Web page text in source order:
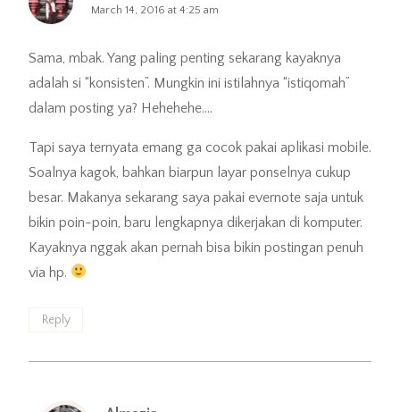
March 14, 2016 at 4:25 am
Sama, mbak. Yang paling penting sekarang kayaknya
adalah si “konsisten”. Mungkin ini istilahnya “istiqomah”
dalam posting ya? Hehehehe….
Tapi saya ternyata emang ga cocok pakai aplikasi mobile.
Soalnya kagok, bahkan biarpun layar ponselnya cukup
besar. Makanya sekarang saya pakai evernote saja untuk
bikin poin-poin, baru lengkapnya dikerjakan di komputer.
Kayaknya nggak akan pernah bisa bikin postingan penuh
via hp.
Reply